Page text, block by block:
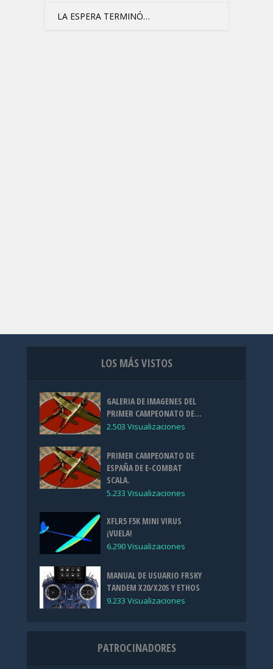
LA ESPERA TERMINÓ…
LOS MÁS VISTOS
GALERIA DE IMAGENES DEL
PRIMER CAMPEONATO DE...
2.503 Visualizaciones
PRIMER CAMPEONATO DE
ESPAÑA DE E-COMBAT
SCALA.
5.233 Visualizaciones
XFLR5 F5K MINI VIRUS
¡VUELA!
6.290 Visualizaciones
MANUAL DE USUARIO FRSKY
TANDEM X20/X20S Y ETHOS
9.233 Visualizaciones
PATROCINADORES